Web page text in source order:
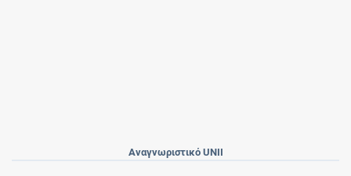
Αναγνωριστικό UNII